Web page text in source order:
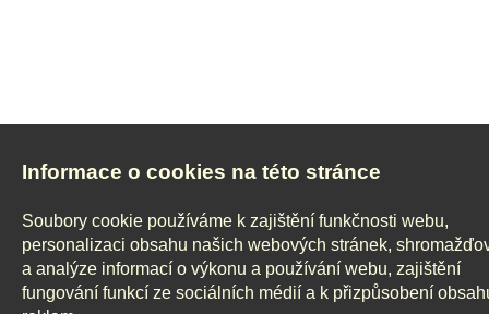
Informace o cookies na této stránce
Soubory cookie používáme k zajištění funkčnosti webu,
personalizaci obsahu našich webových stránek,
a analýze informací o výkonu a používání webu, zajištění
fungování funkcí ze sociálních médií a k přizpůsobení